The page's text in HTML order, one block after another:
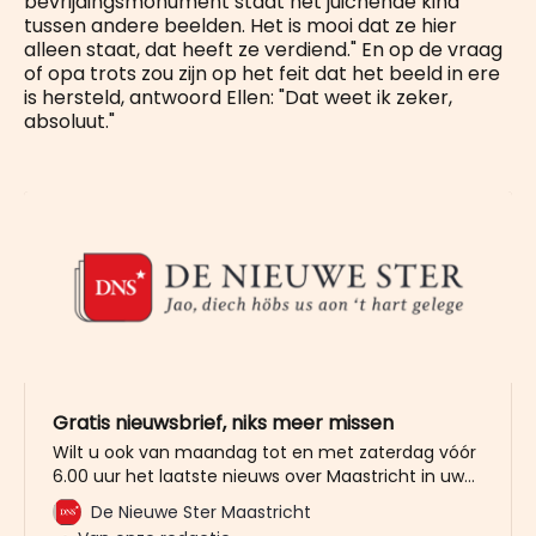
tussen andere beelden. Het is mooi dat ze hier
alleen staat, dat heeft ze verdiend." En op de vraag
of opa trots zou zijn op het feit dat het beeld in ere
is hersteld, antwoord Ellen: "Dat weet ik zeker,
absoluut."
Gratis nieuwsbrief, niks meer missen
Wilt u ook van maandag tot en met zaterdag vóór
6.00 uur het laatste nieuws over Maastricht in uw
mailbox? Meld u dan gratis aan voor de nieuwbrief
van De Nieuwe Ster. Meer dan 20.000 trouwe lezers
De Nieuwe Ster Maastricht